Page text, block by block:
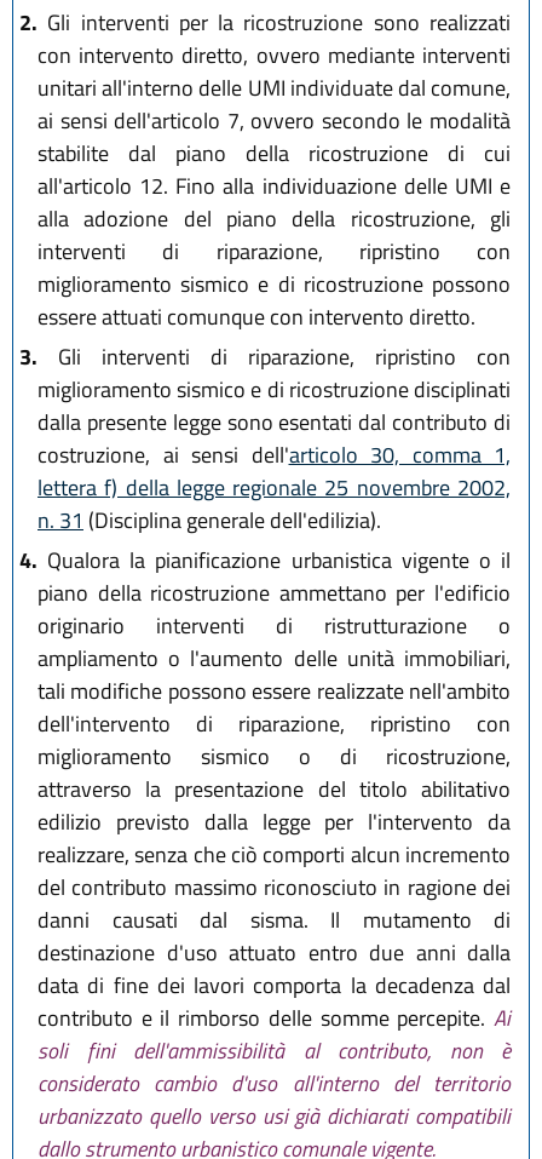
2. Gli interventi per la ricostruzione sono realizzati
con intervento diretto, ovvero mediante interventi
unitari all'interno delle UMI individuate dal comune,
ai sensi dell'articolo 7, ovvero secondo le modalità
stabilite dal piano della ricostruzione di cui
all'articolo 12. Fino alla individuazione delle UMI e
alla adozione del piano della ricostruzione, gli
interventi di riparazione, ripristino con
miglioramento sismico e di ricostruzione possono
essere attuati comunque con intervento diretto.
3. Gli interventi di riparazione, ripristino con
miglioramento sismico e di ricostruzione disciplinati
dalla presente legge sono esentati dal contributo di
costruzione, ai sensi dell'articolo 30, comma 1,
lettera f) della legge regionale 25 novembre 2002,
n. 31 (Disciplina generale dell'edilizia).
4. Qualora la pianificazione urbanistica vigente o il
piano della ricostruzione ammettano per l'edificio
originario interventi di ristrutturazione o
ampliamento o l'aumento delle unità immobiliari,
tali modifiche possono essere realizzate nell'ambito
dell'intervento di riparazione, ripristino con
miglioramento sismico o di ricostruzione,
attraverso la presentazione del titolo abilitativo
edilizio previsto dalla legge per l'intervento da
realizzare, senza che ciò comporti alcun incremento
del contributo massimo riconosciuto in ragione dei
danni causati dal sisma. Il mutamento di
destinazione d'uso attuato entro due anni dalla
data di fine dei lavori comporta la decadenza dal
contributo e il rimborso delle somme percepite. Ai
soli fini dell'ammissibilità al contributo, non è
considerato cambio d'uso all'interno del territorio
urbanizzato quello verso usi già dichiarati compatibili
dallo strumento urbanistico comunale vigente.